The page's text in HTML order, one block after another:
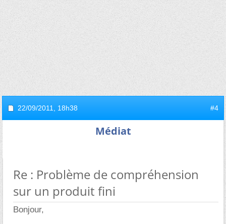
22/09/2011, 18h38 #4
Médiat
Re : Problème de compréhension
sur un produit fini
Bonjour,